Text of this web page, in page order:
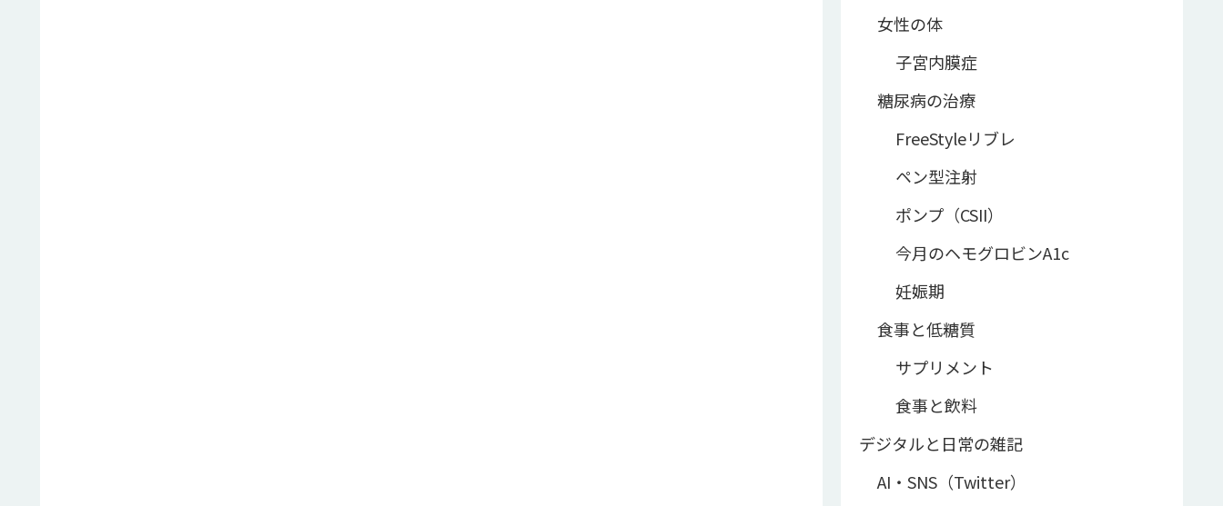
女性の体
子宮内膜症
糖尿病の治療
FreeStyleリブレ
ペン型注射
ポンプ（CSII）
今月のヘモグロビンA1c
妊娠期
食事と低糖質
サプリメント
食事と飲料
デジタルと日常の雑記
AI・SNS（Twitter）